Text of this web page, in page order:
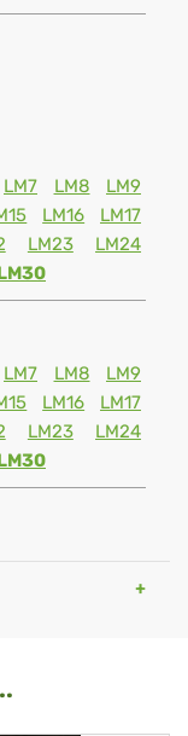
LM7 LM8
LM9
LM16
LM17
LM23
LM24
LM7 LM8
LM9
LM16
LM17
LM23
LM24